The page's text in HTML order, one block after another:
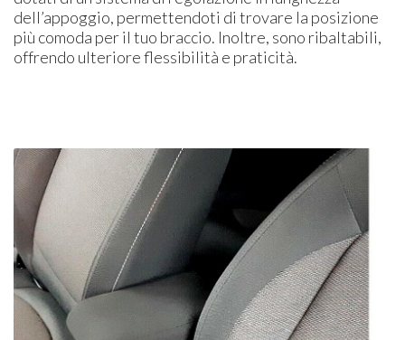
dell’appoggio, permettendoti di trovare la posizione
più comoda per il tuo braccio. Inoltre, sono ribaltabili,
offrendo ulteriore flessibilità e praticità.